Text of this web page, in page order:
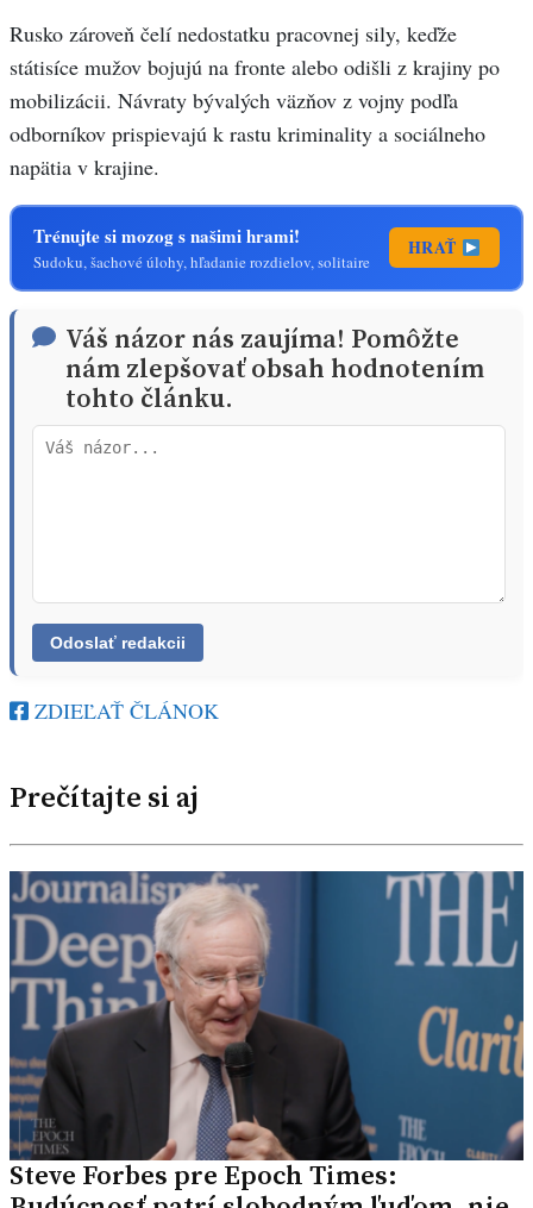
Rusko zároveň čelí nedostatku pracovnej sily, keďže
státisíce mužov bojujú na fronte alebo odišli z krajiny po
mobilizácii. Návraty bývalých väzňov z vojny podľa
odborníkov prispievajú k rastu kriminality a sociálneho
napätia v krajine.
Trénujte si mozog s našimi hrami!
Sudoku, šachové úlohy, hľadanie rozdielov, solitaire
HRAŤ
Váš názor nás zaujíma! Pomôžte
nám zlepšovať obsah hodnotením
tohto článku.
ZDIEĽAŤ ČLÁNOK
Prečítajte si aj
Steve Forbes pre Epoch Times: